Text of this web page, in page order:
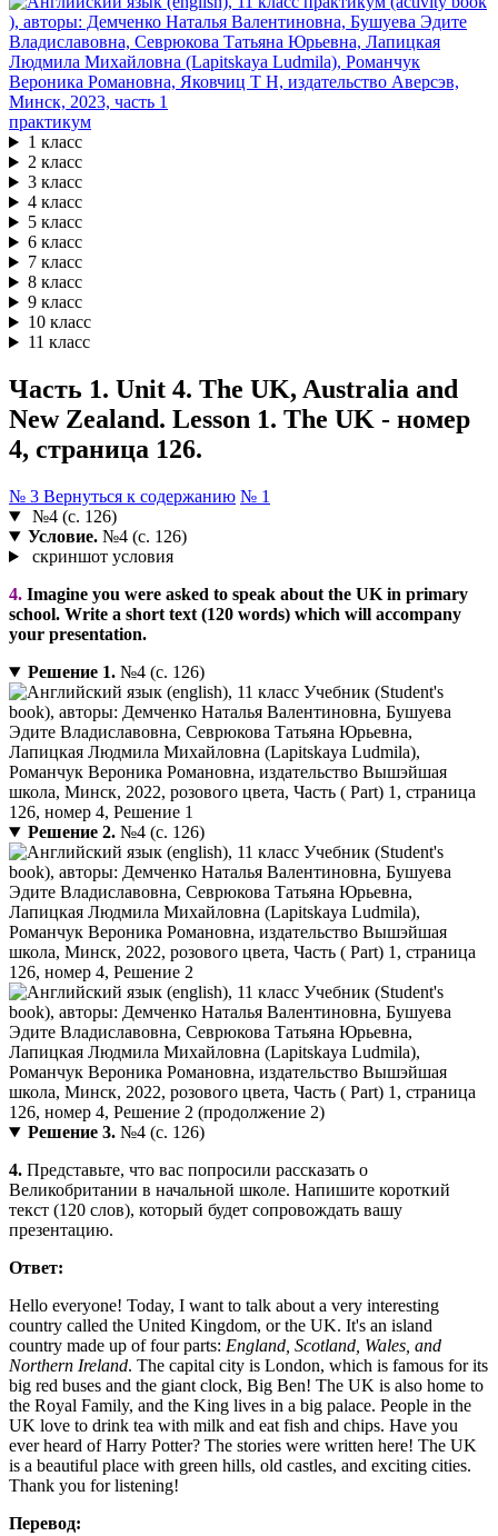
практикум
1 класс
2 класс
3 класс
4 класс
5 класс
6 класс
7 класс
8 класс
9 класс
10 класс
11 класс
Часть 1. Unit 4. The UK, Australia and
New Zealand. Lesson 1. The UK - номер
4, страница 126.
№ 3 Вернуться к содержанию № 1
№4 (с. 126)
Условие.№4 (с. 126)
скриншот условия
4. Imagine you were asked to speak about the UK in primary
school. Write a short text (120 words) which will accompany
your presentation.
Решение 1.№4 (с. 126)
Решение 2.№4 (с. 126)
Решение 3.№4 (с. 126)
4. Представьте, что вас попросили рассказать о
Великобритании в начальной школе. Напишите короткий
текст (120 слов), который будет сопровождать вашу
презентацию.
Ответ:
Hello everyone! Today, I want to talk about a very interesting
country called the United Kingdom, or the UK. It's an island
country made up of four parts: England, Scotland, Wales, and
Northern Ireland. The capital city is London, which is famous for its
big red buses and the giant clock, Big Ben! The UK is also home to
the Royal Family, and the King lives in a big palace. People in the
UK love to drink tea with milk and eat fish and chips. Have you
ever heard of Harry Potter? The stories were written here! The UK
is a beautiful place with green hills, old castles, and exciting cities.
Thank you for listening!
Перевод: